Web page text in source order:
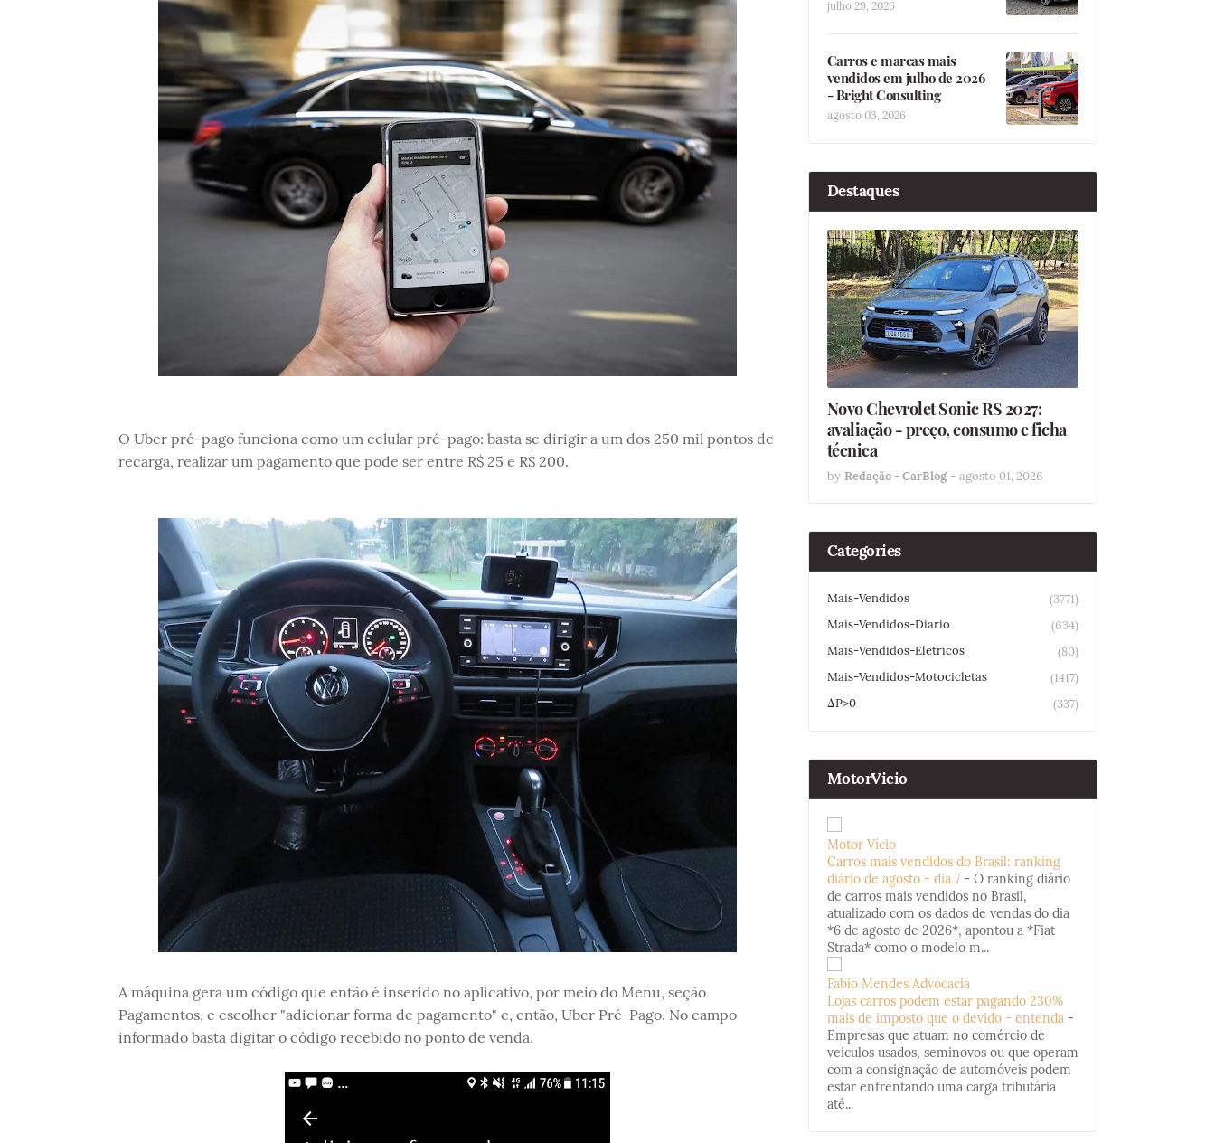
O Uber pré-pago funciona como um celular pré-pago: basta se dirigir a um dos 250 mil pontos de
recarga, realizar um pagamento que pode ser entre R$ 25 e R$ 200.
A máquina gera um código que então é inserido no aplicativo, por meio do Menu, seção
Pagamentos, e escolher "adicionar forma de pagamento" e, então, Uber Pré-Pago. No campo
informado basta digitar o código recebido no ponto de venda.
julho 29, 2026
Carros e marcas mais
vendidos em julho de 2026
- Bright Consulting
agosto 03, 2026
Destaques
Novo Chevrolet Sonic RS 2027:
avaliação - preço, consumo e ficha
técnica
by Redação - CarBlog - agosto 01, 2026
Categories
Mais-Vendidos
(3771)
Mais-Vendidos-Diario
(634)
Mais-Vendidos-Eletricos
(80)
Mais-Vendidos-Motocicletas
(1417)
ΔP>0
(337)
MotorVicio
Motor Vício
Carros mais vendidos do Brasil: ranking
diário de agosto - dia 7 - O ranking diário
de carros mais vendidos no Brasil,
atualizado com os dados de vendas do dia
*6 de agosto de 2026*, apontou a *Fiat
Strada* como o modelo m...
Fabio Mendes Advocacia
Lojas carros podem estar pagando 230%
mais de imposto que o devido - entenda -
Empresas que atuam no comércio de
veículos usados, seminovos ou que operam
com a consignação de automóveis podem
estar enfrentando uma carga tributária
até...